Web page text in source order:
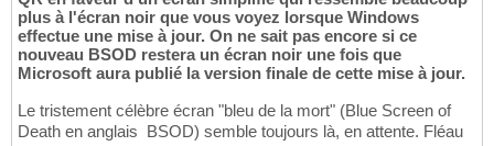
plus à l'écran noir que vous voyez lorsque Windows
effectue une mise à jour. On ne sait pas encore si ce
nouveau BSOD restera un écran noir une fois que
Microsoft aura publié la version finale de cette mise à jour.
Le tristement célèbre écran "bleu de la mort" (Blue Screen of
Death en anglais  BSOD) semble toujours là, en attente. Fléau